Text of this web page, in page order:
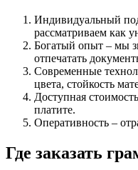
Индивидуальный
рассматриваем как
Богатый опыт – мы
отпечатать
Современные
цвета, стойкость
Доступная
платите.
Оперативность –
Где заказать